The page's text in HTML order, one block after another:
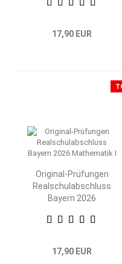
17,90 EUR
Original-Prüfungen
Realschulabschluss
Bayern 2026
17,90 EUR